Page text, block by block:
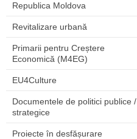
Republica Moldova
Revitalizare urbană
Primarii pentru Creștere
Economică (M4EG)
EU4Culture
Documentele de politici publice /
strategice
Proiecte în desfășurare